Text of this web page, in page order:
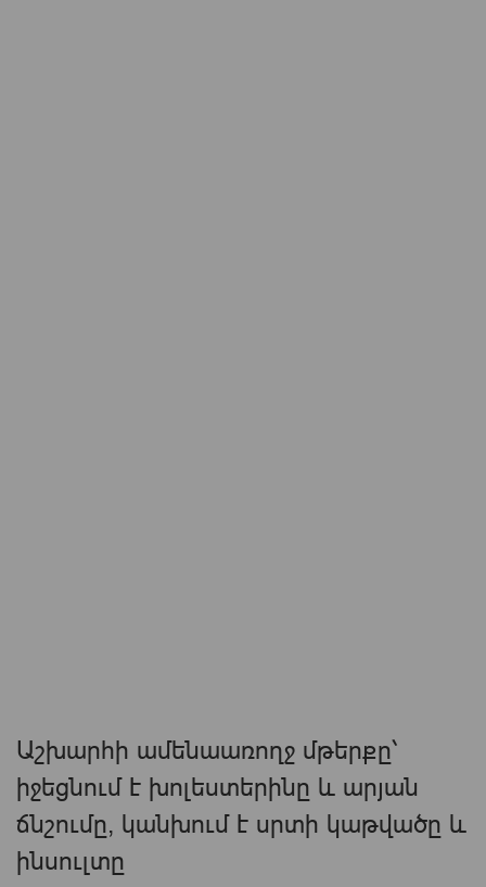
Աշխարհի ամենաառողջ մթերքը՝
իջեցնում է խոլեստերինը և արյան
ճնշումը, կանխում է սրտի կաթվածը և
ինսուլտը